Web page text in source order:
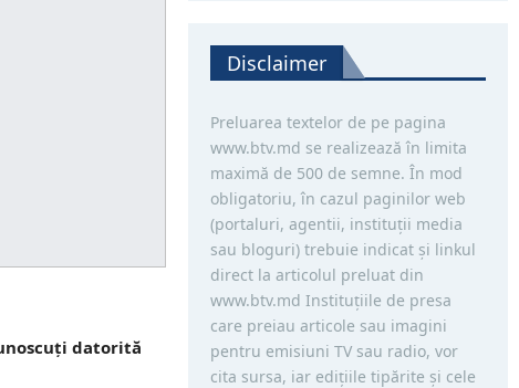
datorită
Disclaimer
Preluarea textelor de pe pagina
www.btv.md se realizează în limita
maximă de 500 de semne. În mod
obligatoriu, în cazul paginilor web
(portaluri, agentii, instituţii media
sau bloguri) trebuie indicat şi linkul
direct la articolul preluat din
www.btv.md Instituţiile de presa
care preiau articole sau imagini
pentru emisiuni TV sau radio, vor
cita sursa, iar ediţiile tipărite și cele